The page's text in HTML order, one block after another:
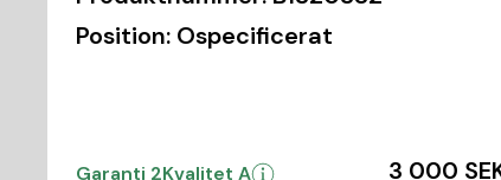
Position: Ospecificerat
Garanti 2Kvalitet A 3 000